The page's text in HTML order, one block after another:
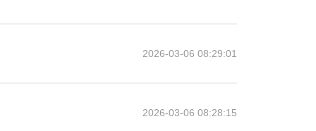
2026-03-06 08:29:01
2026-03-06 08:28:15